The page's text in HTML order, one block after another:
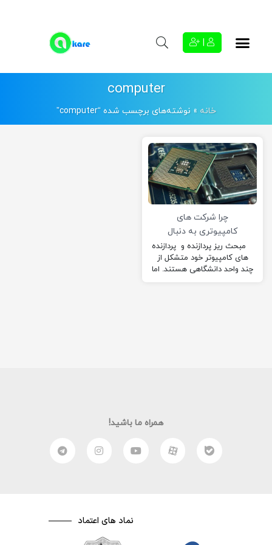
computer
خانه » نوشته‌های برچسب شده “computer”
چرا شرکت های
کامپیوتری به دنبال
استفاده از معماری
آرم هستند؟
مبحث ریز پردازنده و پردازنده
های کامپیوتر خود متشکل از
چند واحد دانشگاهی هستند. اما
همراه ما باشید!
نماد های اعتماد